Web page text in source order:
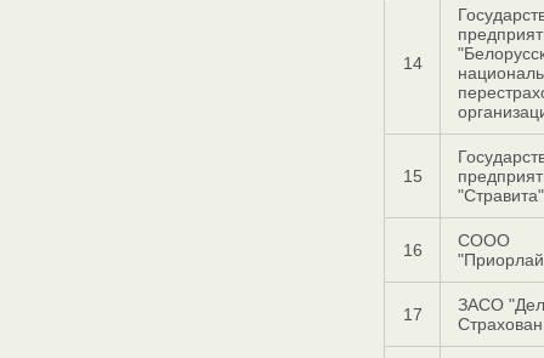
14
15
"Стравита"
16
СООО
17
ЗАСО